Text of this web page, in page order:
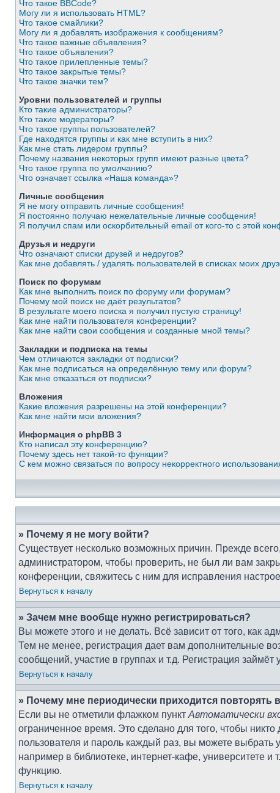
Что такое BBCode?
Могу ли я использовать HTML?
Что такое смайлики?
Могу ли я добавлять изображения к сообщениям?
Что такое важные объявления?
Что такое объявления?
Что такое прилепленные темы?
Что такое закрытые темы?
Что такое значки тем?
Уровни пользователей и группы
Кто такие администраторы?
Кто такие модераторы?
Что такое группы пользователей?
Где находятся группы и как мне вступить в них?
Как мне стать лидером группы?
Почему названия некоторых групп имеют разные цвета?
Что такое группа по умолчанию?
Что означает ссылка «Наша команда»?
Личные сообщения
Я не могу отправить личные сообщения!
Я постоянно получаю нежелательные личные сообщения!
Я получил спам или оскорбительный email от кого-то с этой
Друзья и недруги
Что означают списки друзей и недругов?
Как мне добавлять / удалять пользователей в списках моих
Поиск по форумам
Как мне выполнить поиск по форуму или форумам?
Почему мой поиск не даёт результатов?
В результате моего поиска я получил пустую страницу!
Как мне найти пользователя конференции?
Как мне найти свои сообщения и созданные мной темы?
Закладки и подписка на темы
Чем отличаются закладки от подписки?
Как мне подписаться на определённую тему или форум?
Как мне отказаться от подписки?
Вложения
Какие вложения разрешены на этой конференции?
Как мне найти мои вложения?
Информация о phpBB 3
Кто написал эту конференцию?
Почему здесь нет такой-то функции?
С кем можно связаться по вопросу некорректного
» Почему я не могу войти?
Существует несколько возможных причин. Прежде
администратором, чтобы проверить, не был ли вам
конференции, свяжитесь с ним для исправления
Вернуться к началу
» Зачем мне вообще нужно регистрироваться?
Вы можете этого и не делать. Всё зависит от того, как
Тем не менее, регистрация дает вам дополнительные
сообщений, участие в группах и т.д. Регистрация
Вернуться к началу
» Почему мне периодически приходится повторять
Если вы не отметили флажком пункт Автоматически
ограниченное время. Это сделано для того, чтобы
пользователя и пароль каждый раз, вы можете
например в библиотеке, интернет-кафе, университете и
функцию.
Вернуться к началу